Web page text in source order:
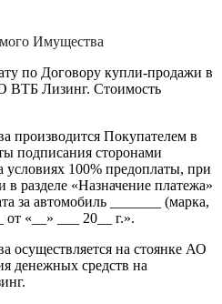
Имущества
по Договору купли-продажи в
ВТБ Лизинг. Стоимость
производится Покупателем в
подписания сторонами
100% предоплаты, при
разделе «Назначение платежа»
за автомобиль _______ (марка,
«__» ___ 20__ г.».
осуществляется на стоянке АО
денежных средств на